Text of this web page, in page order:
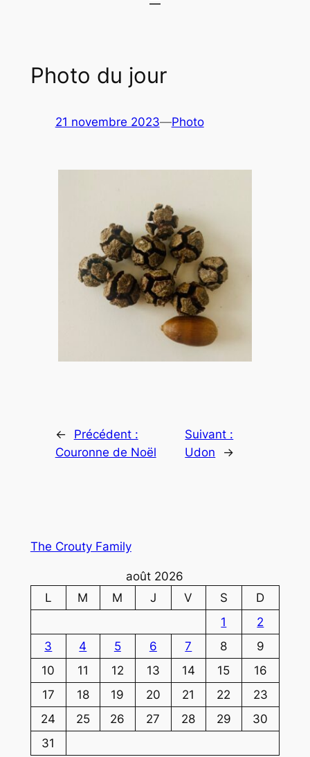
Photo du jour
21 novembre 2023—Photo
←
Précédent :
Couronne de Noël
Suivant :
Udon
→
The Crouty Family
août 2026
L
M M J V S
D
1
2
3
4 5 6 7 8
9
10
11 12 13 14 15
16
17
18 19 20 21 22
23
24
25 26 27 28 29
30
31